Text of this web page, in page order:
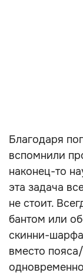
Благодаря
вспомнили
наконец-то
эта задача
не стоит.
бантом или
скинни-
вместо